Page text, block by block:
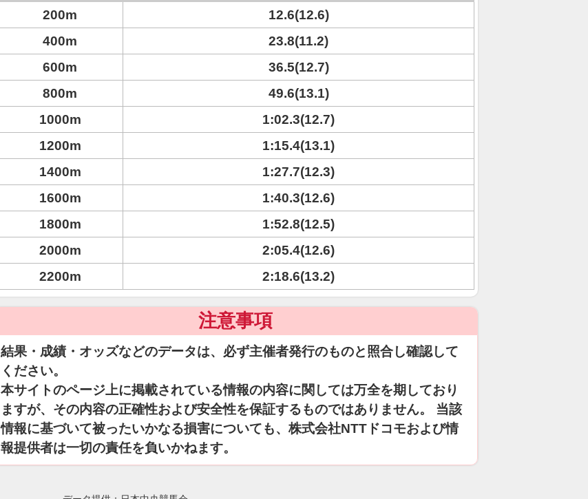
200m
12.6(12.6)
400m
23.8(11.2)
600m
36.5(12.7)
800m
49.6(13.1)
1000m
1:02.3(12.7)
1200m
1:15.4(13.1)
1400m
1:27.7(12.3)
1600m
1:40.3(12.6)
1800m
1:52.8(12.5)
2000m
2:05.4(12.6)
2200m
2:18.6(13.2)
注意事項
結果・成績・オッズなどのデータは、必ず主催者発行のものと照合し確認して
ください。
本サイトのページ上に掲載されている情報の内容に関しては万全を期しており
ますが、その内容の正確性および安全性を保証するものではありません。 当該
情報に基づいて被ったいかなる損害についても、株式会社NTTドコモおよび情
報提供者は一切の責任を負いかねます。